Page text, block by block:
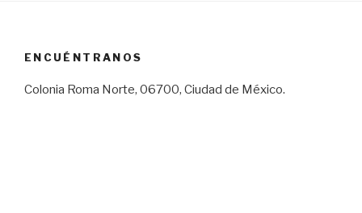
ENCUÉNTRANOS
Colonia Roma Norte, 06700, Ciudad de México.